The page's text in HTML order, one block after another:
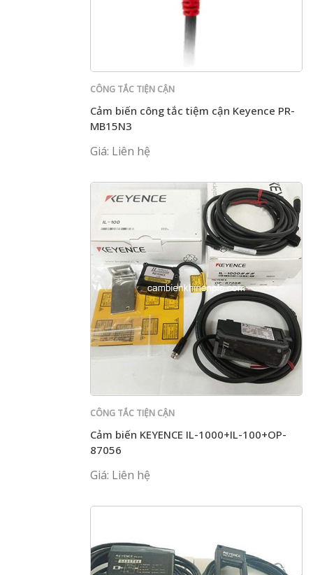
CÔNG TẮC TIỆN CẬN
Cảm biến công tắc tiệm cận Keyence PR-
MB15N3
Giá: Liên hệ
CÔNG TẮC TIỆN CẬN
Cảm biến KEYENCE IL-1000+IL-100+OP-
87056
Giá: Liên hệ